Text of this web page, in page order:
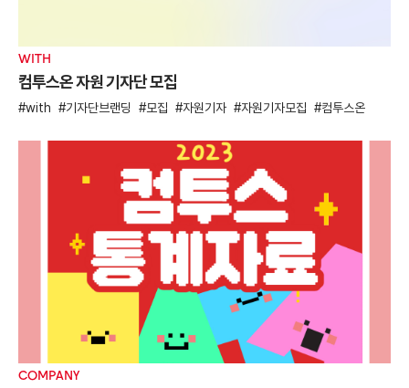
WITH
컴투스온 자원 기자단 모집
with 기자단브랜딩 모집 자원기자 자원기자모집 컴투스온
COMPANY